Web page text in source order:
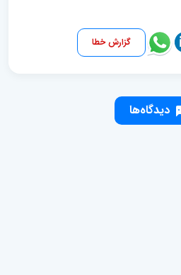
گزارش خطا
دیدگاه‌ها